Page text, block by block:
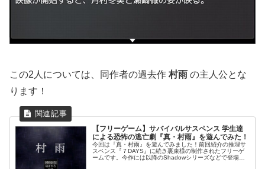
この2人については、同作者の過去作 村雨 の主人公とな
ります！
【フリーゲーム】サバイバルサスペンス 学生達
による恐怖の逃亡劇『真・村雨』を遊んでみた！
今回は『真・村雨』を遊んでみました！前回紹介の推理サ
スペンス『７DAYS』に続き裏束様の制作されたフリーゲ
ームです。今作には以降のShadowシリーズなどで登場す